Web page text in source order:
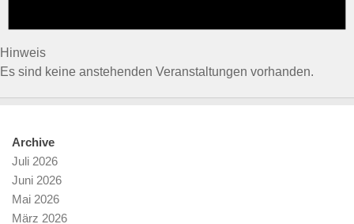
Hinweis
Es sind keine anstehenden Veranstaltungen vorhanden.
Archive
Juli 2026
Juni 2026
Mai 2026
März 2026